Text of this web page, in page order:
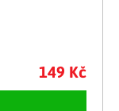
149 Kč